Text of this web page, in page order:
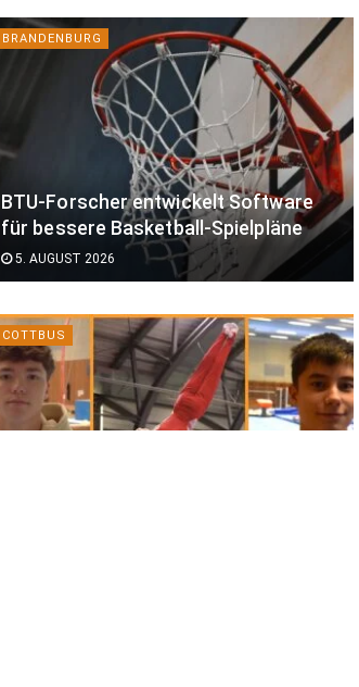
BRANDENBURG
BTU-Forscher entwickelt Software
für bessere Basketball-Spielpläne
5. AUGUST 2026
COTTBUS